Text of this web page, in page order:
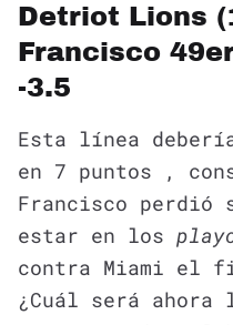
Detriot Lions
Francisco
-3.5
Esta línea
en 7 puntos ,
Francisco perdió
estar en los
contra Miami el
¿Cuál será ahora